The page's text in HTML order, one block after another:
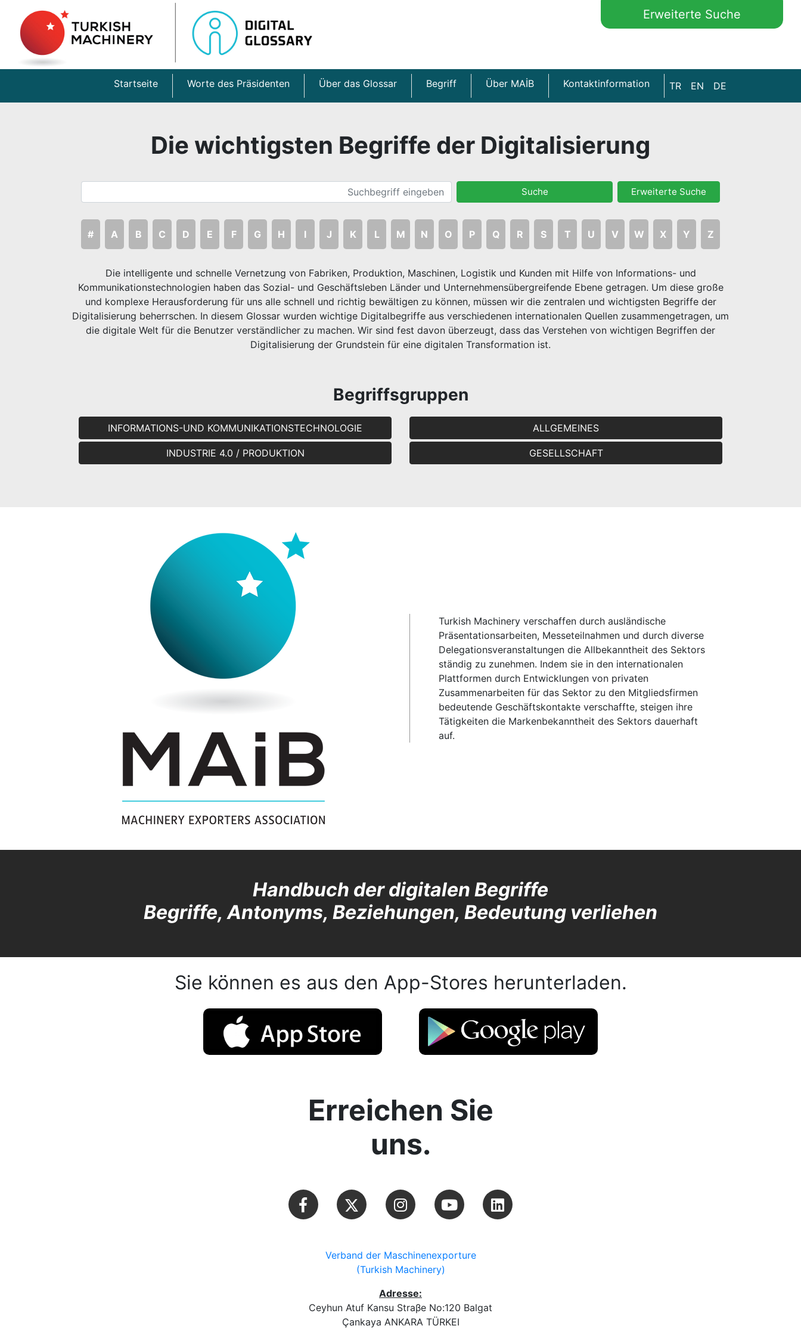
Erweiterte Suche
Startseite Worte des Präsidenten Über das Glossar Begriff Über MAİB Kontaktinformation TR EN DE
Die wichtigsten Begriffe der Digitalisierung
Suche Erweiterte Suche
# A B C D E F G H I J K L M N O P Q R S T U V W X Y Z
Die intelligente und schnelle Vernetzung von Fabriken, Produktion, Maschinen, Logistik und Kunden mit Hilfe von Informations- und
Kommunikationstechnologien haben das Sozial- und Geschäftsleben Länder und Unternehmensübergreifende Ebene getragen. Um diese große
und komplexe Herausforderung für uns alle schnell und richtig bewältigen zu können, müssen wir die zentralen und wichtigsten Begriffe der
Digitalisierung beherrschen. In diesem Glossar wurden wichtige Digitalbegriffe aus verschiedenen internationalen Quellen zusammengetragen, um
die digitale Welt für die Benutzer verständlicher zu machen. Wir sind fest davon überzeugt, dass das Verstehen von wichtigen Begriffen der
Digitalisierung der Grundstein für eine digitalen Transformation ist.
Begriffsgruppen
INFORMATIONS-UND KOMMUNIKATIONSTECHNOLOGIE ALLGEMEINES
INDUSTRIE 4.0 / PRODUKTION GESELLSCHAFT
Turkish Machinery verschaffen durch ausländische
Präsentationsarbeiten, Messeteilnahmen und durch diverse
Delegationsveranstaltungen die Allbekanntheit des Sektors
ständig zu zunehmen. Indem sie in den internationalen
Plattformen durch Entwicklungen von privaten
Zusammenarbeiten für das Sektor zu den Mitgliedsfirmen
bedeutende Geschäftskontakte verschaffte, steigen ihre
Tätigkeiten die Markenbekanntheit des Sektors dauerhaft
auf.
Handbuch der digitalen Begriffe
Begriffe, Antonyms, Beziehungen, Bedeutung verliehen
Sie können es aus den App-Stores herunterladen.
Erreichen Sie
uns.
Verband der Maschinenexporture
(Turkish Machinery)
Adresse:
Ceyhun Atuf Kansu Straβe No:120 Balgat
Çankaya ANKARA TÜRKEI